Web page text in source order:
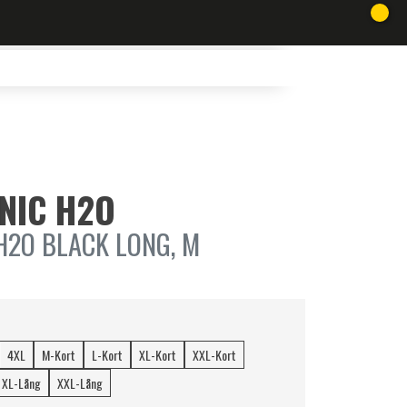
H2O
BLACK LONG, M
4XL M-Kort L-Kort XL-Kort
XXL-Kort
XL-Lång XXL-Lång